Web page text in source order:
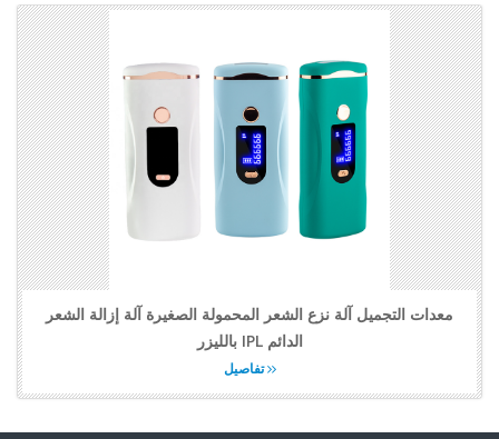
معدات التجميل آلة نزع الشعر المحمولة الصغيرة آلة إزالة الشعر
بالليزر IPL الدائم
تفاصيل